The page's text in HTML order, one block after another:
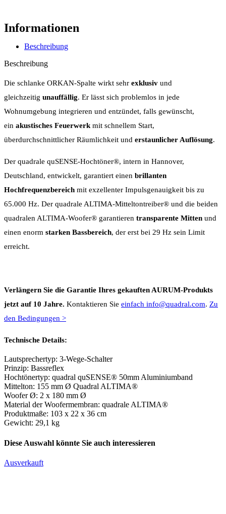
Informationen
Beschreibung
Beschreibung
Die schlanke ORKAN-Spalte wirkt sehr exklusiv und
gleichzeitig unauffällig. Er lässt sich problemlos in jede
Wohnumgebung integrieren und entzündet, falls gewünscht,
ein akustisches Feuerwerkmit schnellem Start,
überdurchschnittlicher Räumlichkeit und erstaunlicher Auflösung.
Der quadrale quSENSE-Hochtöner®, intern in Hannover,
Deutschland, entwickelt, garantiert einen brillanten
Hochfrequenzbereich mit exzellenter Impulsgenauigkeit bis zu
65.000 Hz. Der quadrale ALTIMA-Mitteltontreiber® und die beiden
quadralen ALTIMA-Woofer® garantieren transparente Mitten und
einen enorm starken Bassbereich, der erst bei 29 Hz sein Limit
erreicht.
Verlängern Sie die Garantie Ihres gekauften AURUM-Produkts
jetzt auf 10 Jahre. Kontaktieren Sie einfach info@quadral.com. Zu
den Bedingungen >
Technische Details:
Lautsprechertyp: 3-Wege-Schalter
Prinzip: Bassreflex
Hochtönertyp: quadral quSENSE® 50mm Aluminiumband
Mittelton: 155 mm Ø Quadral ALTIMA®
Woofer Ø: 2 x 180 mm Ø
Material der Woofermembran: quadrale ALTIMA®
Produktmaße: 103 x 22 x 36 cm
Gewicht: 29,1 kg
Diese Auswahl könnte Sie auch interessieren
Ausverkauft